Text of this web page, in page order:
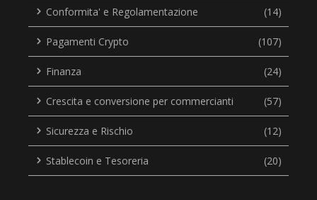
Conformita' e Regolamentazione (14)
Pagamenti Crypto (107)
Finanza (24)
Crescita e conversione per commercianti (57)
Sicurezza e Rischio (12)
Stablecoin e Tesoreria (20)